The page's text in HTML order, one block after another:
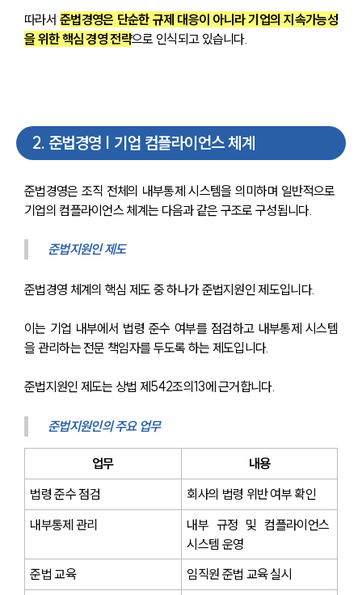
따라서 준법경영은 단순한 규제 대응이 아니라 기업의 지속가능성
을 위한 핵심 경영 전략으로 인식되고 있습니다.
2. 준법경영 | 기업 컴플라이언스 체계
준법경영은 조직 전체의 내부통제 시스템을 의미하며 일반적으로
기업의 컴플라이언스 체계는 다음과 같은 구조로 구성됩니다.
준법지원인 제도
준법경영 체계의 핵심 제도 중 하나가 준법지원인 제도입니다.
이는 기업 내부에서 법령 준수 여부를 점검하고 내부통제 시스템
을 관리하는 전문 책임자를 두도록 하는 제도입니다.
준법지원인 제도는 상법 제542조의13에 근거합니다.
준법지원인의 주요 업무
업무
내용
법령 준수 점검
회사의 법령 위반 여부 확인
내부통제 관리
내부 규정 및 컴플라이언스
시스템 운영
준법 교육
임직원 준법 교육 실시